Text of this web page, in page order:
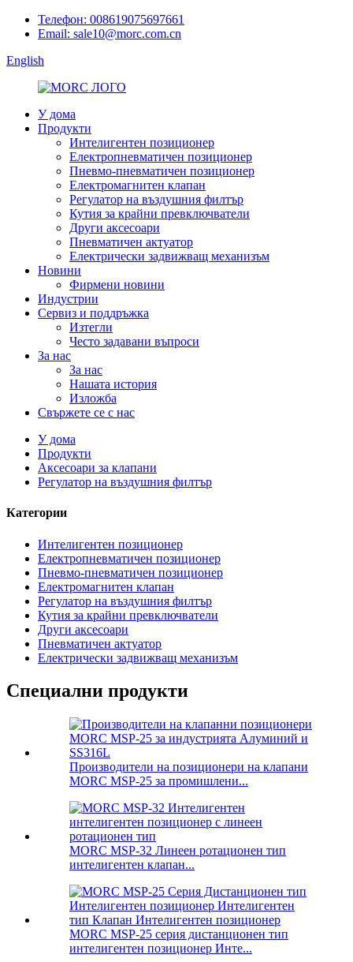
Телефон: 008619075697661
Email: sale10@morc.com.cn
English
У дома
Продукти
Интелигентен позиционер
Електропневматичен позиционер
Пневмо-пневматичен позиционер
Електромагнитен клапан
Регулатор на въздушния филтър
Кутия за крайни превключватели
Други аксесоари
Пневматичен актуатор
Електрически задвижващ механизъм
Новини
Фирмени новини
Индустрии
Сервиз и поддръжка
Изтегли
Често задавани въпроси
За нас
За нас
Нашата история
Изложба
Свържете се с нас
У дома
Продукти
Аксесоари за клапани
Регулатор на въздушния филтър
Категории
Интелигентен позиционер
Електропневматичен позиционер
Пневмо-пневматичен позиционер
Електромагнитен клапан
Регулатор на въздушния филтър
Кутия за крайни превключватели
Други аксесоари
Пневматичен актуатор
Електрически задвижващ механизъм
Специални продукти
Производители на позиционери на клапани
MORC MSP-25 за промишлени...
MORC MSP-32 Линеен ротационен тип
интелигентен клапан...
MORC MSP-25 серия дистанционен тип
интелигентен позиционер Инте...